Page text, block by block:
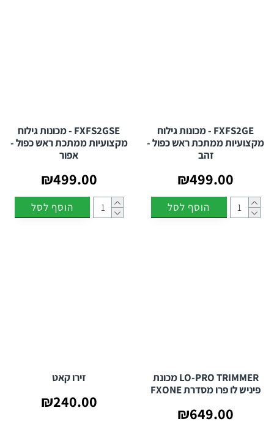
FXFS2GE - מכונות גילוח
מקצועיות ממתכת ראש כפול -
זהב
₪499.00
הוסף לסל
FXFS2GSE - מכונות גילוח
מקצועיות ממתכת ראש כפול -
אפור
₪499.00
הוסף לסל
LO-PRO TRIMMER מכונת
פיניש לו פרו מסדרת FXONE
₪649.00
זירו קאט
₪240.00